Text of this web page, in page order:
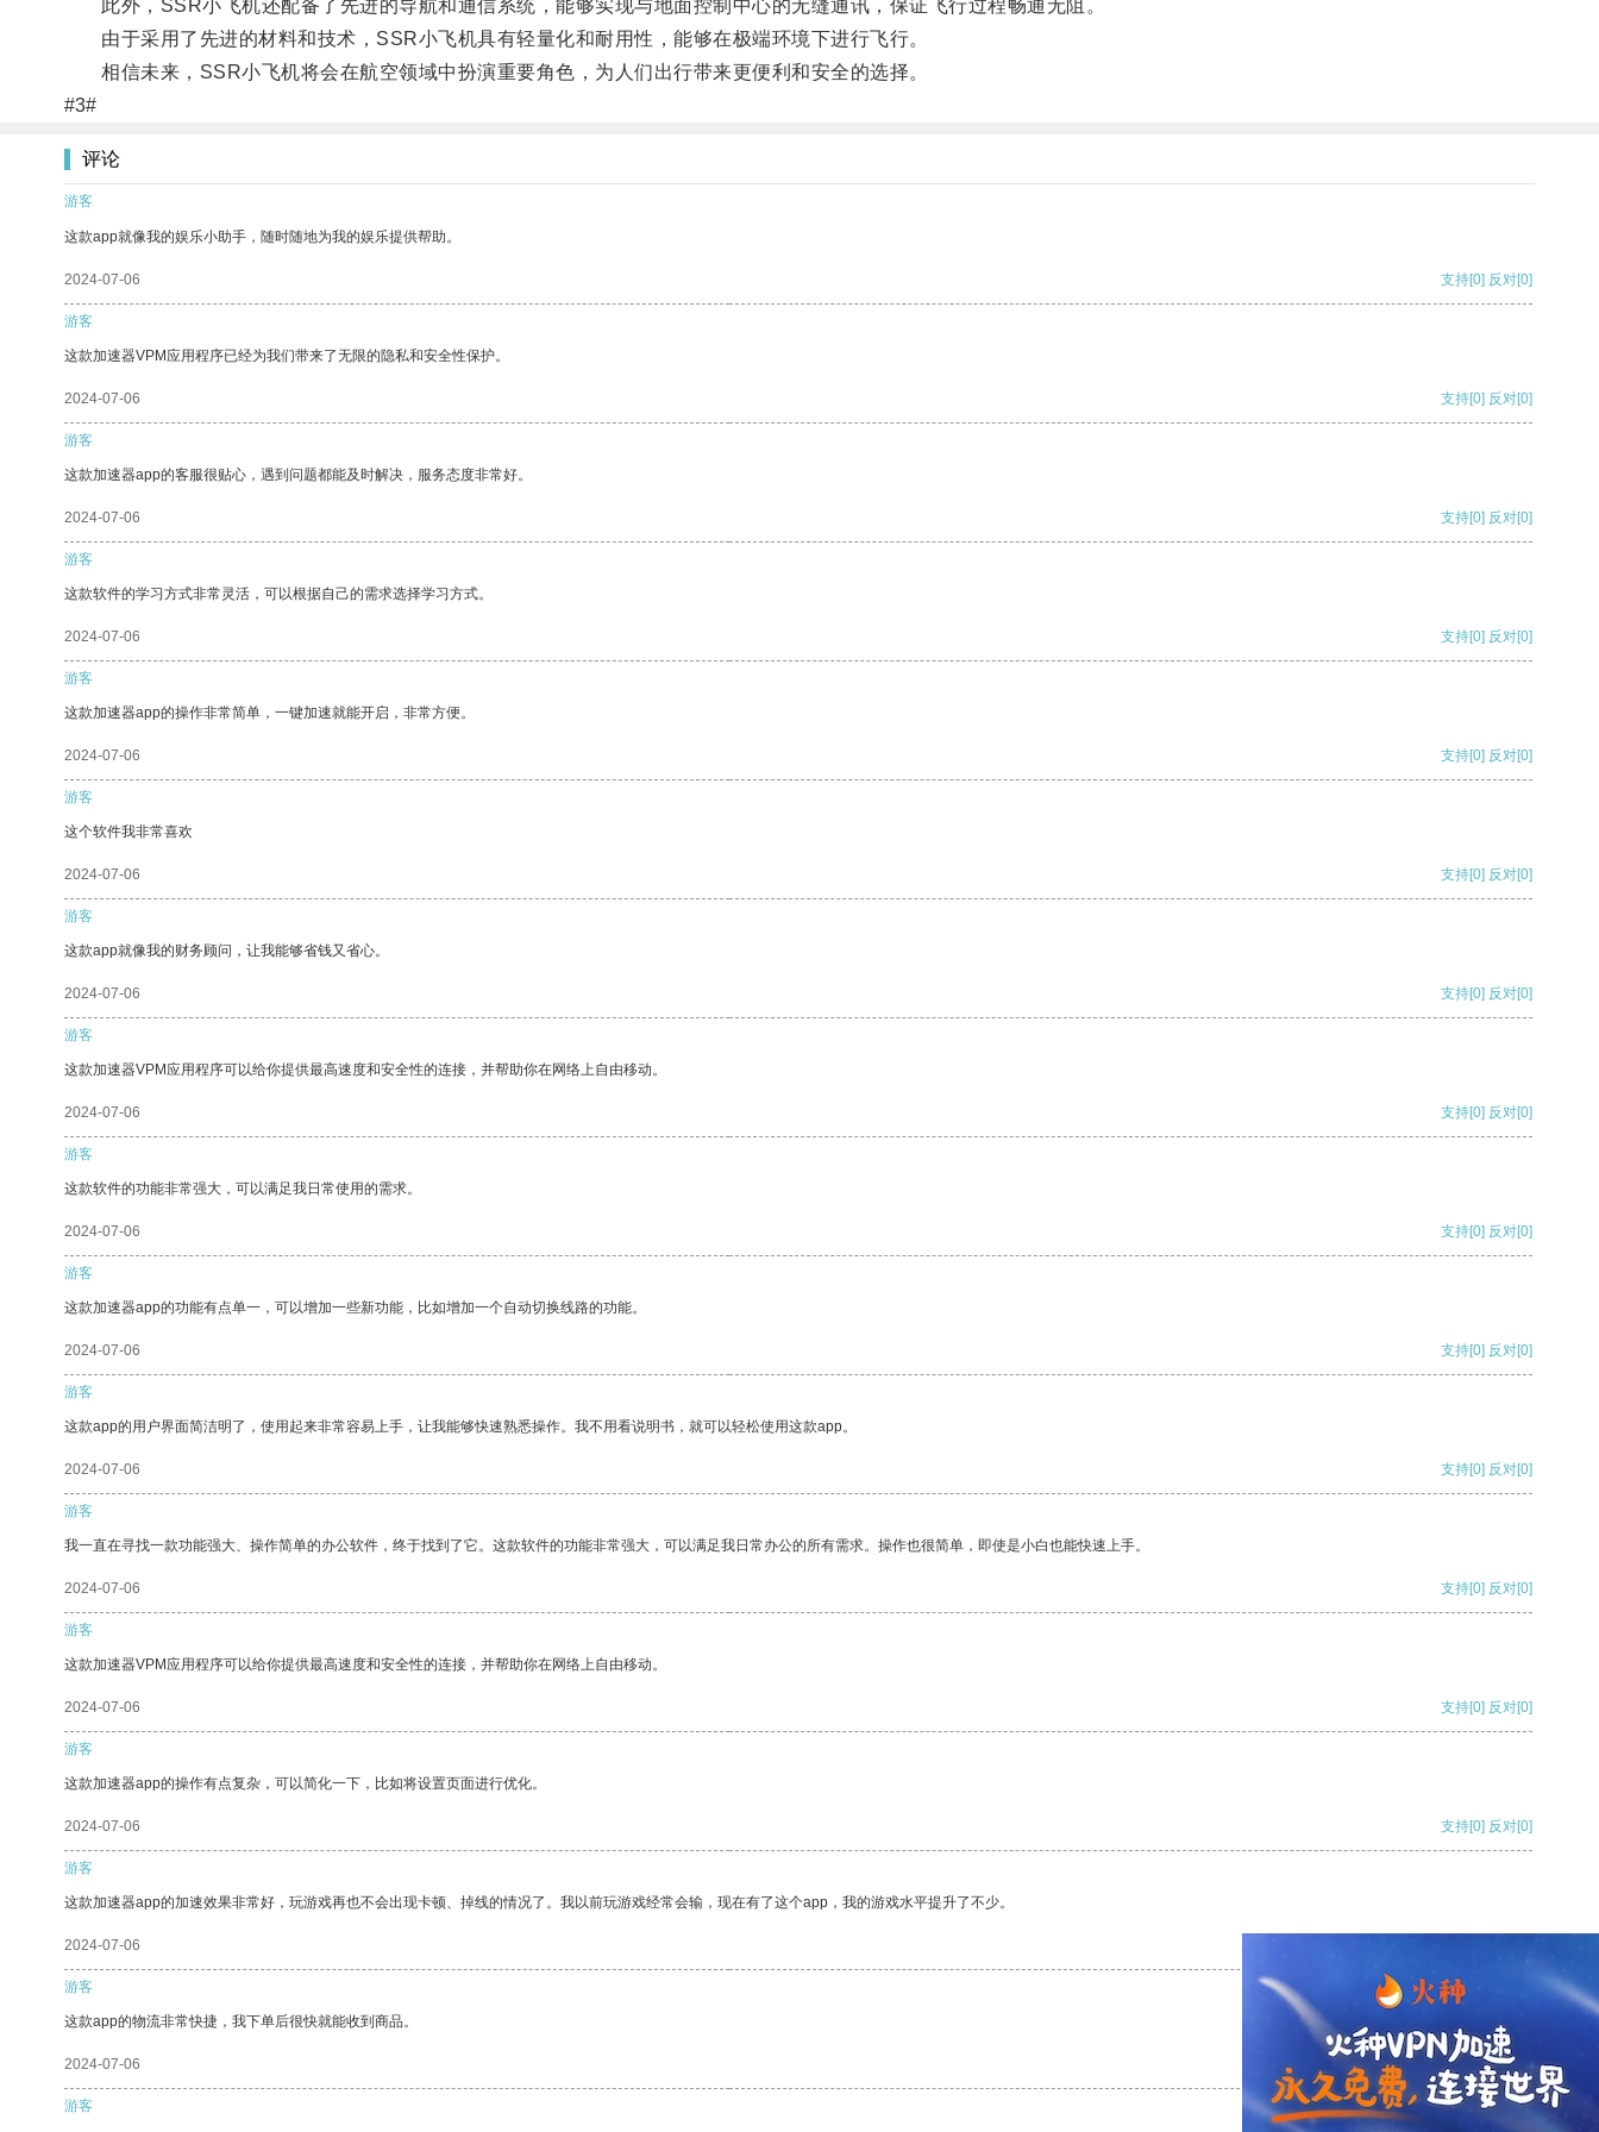
此外，SSR小飞机还配备了先进的导航和通信系统，能够实现与地面控制中心的无缝通讯，保证飞行过程畅通无阻。
由于采用了先进的材料和技术，SSR小飞机具有轻量化和耐用性，能够在极端环境下进行飞行。
相信未来，SSR小飞机将会在航空领域中扮演重要角色，为人们出行带来更便利和安全的选择。
#3#
评论
游客
这款app就像我的娱乐小助手，随时随地为我的娱乐提供帮助。
2024-07-06 支持[0] 反对[0]
游客
这款加速器VPM应用程序已经为我们带来了无限的隐私和安全性保护。
2024-07-06 支持[0] 反对[0]
游客
这款加速器app的客服很贴心，遇到问题都能及时解决，服务态度非常好。
2024-07-06 支持[0] 反对[0]
游客
这款软件的学习方式非常灵活，可以根据自己的需求选择学习方式。
2024-07-06 支持[0] 反对[0]
游客
这款加速器app的操作非常简单，一键加速就能开启，非常方便。
2024-07-06 支持[0] 反对[0]
游客
这个软件我非常喜欢
2024-07-06 支持[0] 反对[0]
游客
这款app就像我的财务顾问，让我能够省钱又省心。
2024-07-06 支持[0] 反对[0]
游客
这款加速器VPM应用程序可以给你提供最高速度和安全性的连接，并帮助你在网络上自由移动。
2024-07-06 支持[0] 反对[0]
游客
这款软件的功能非常强大，可以满足我日常使用的需求。
2024-07-06 支持[0] 反对[0]
游客
这款加速器app的功能有点单一，可以增加一些新功能，比如增加一个自动切换线路的功能。
2024-07-06 支持[0] 反对[0]
游客
这款app的用户界面简洁明了，使用起来非常容易上手，让我能够快速熟悉操作。我不用看说明书，就可以轻松使用这款app。
2024-07-06 支持[0] 反对[0]
游客
我一直在寻找一款功能强大、操作简单的办公软件，终于找到了它。这款软件的功能非常强大，可以满足我日常办公的所有需求。操作也很简单，即使是小白也能快速上手。
2024-07-06 支持[0] 反对[0]
游客
这款加速器VPM应用程序可以给你提供最高速度和安全性的连接，并帮助你在网络上自由移动。
2024-07-06 支持[0] 反对[0]
游客
这款加速器app的操作有点复杂，可以简化一下，比如将设置页面进行优化。
2024-07-06 支持[0] 反对[0]
游客
这款加速器app的加速效果非常好，玩游戏再也不会出现卡顿、掉线的情况了。我以前玩游戏经常会输，现在有了这个app，我的游戏水平提升了不少。
2024-07-06
游客
这款app的物流非常快捷，我下单后很快就能收到商品。
2024-07-06 支持 [0] 反对 [0]
游客